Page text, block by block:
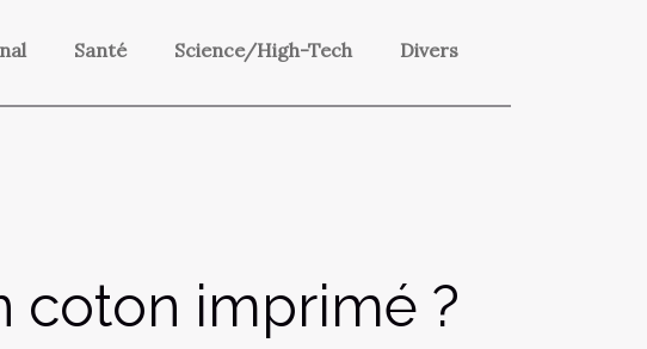
Santé Science/High-Tech Divers
coton imprimé ?